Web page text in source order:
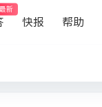
最新
快报 帮助